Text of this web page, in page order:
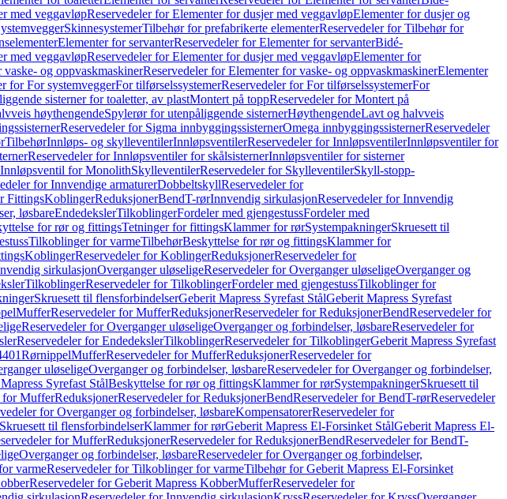
med veggavløpReservedeler for Elementer for dusjer med veggavløpElementer for dusjer og
SkinnesystemerTilbehør for prefabrikerte elementerReservedeler for Tilbehør for
Elementer for servanterReservedeler for Elementer for servanterBidé-
med veggavløpReservedeler for Elementer for dusjer med veggavløpElementer for
vaske- og oppvaskmaskinerReservedeler for Elementer for vaske- og oppvaskmaskinerElementer
for For systemveggerFor tilførselssystemerReservedeler for For tilførselssystemerFor
sisterner for toaletter, av plastMontert på toppReservedeler for Montert på
høythengendeSpylerør for utenpåliggende sisternerHøythengendeLavt og halvveis
Reservedeler for Sigma innbyggingssisternerOmega innbyggingssisternerReservedeler
TilbehørInnløps- og skylleventilerInnløpsventilerReservedeler for InnløpsventilerInnløpsventiler for
Reservedeler for Innløpsventiler for skålsisternerInnløpsventiler for sisterner
for MonolithSkylleventilerReservedeler for SkylleventilerSkyll-stopp-
for Innvendige armaturerDobbeltskyllReservedeler for
FittingsKoblingerReduksjonerBendT-rørInnvendig sirkulasjonReservedeler for Innvendig
løsbareEndedekslerTilkoblingerFordeler med gjengestussFordeler med
for rør og fittingsTetninger for fittingsKlammer for rørSystempakningerSkruesett til
Tilkoblinger for varmeTilbehørBeskyttelse for rør og fittingsKlammer for
KoblingerReservedeler for KoblingerReduksjonerReservedeler for
sirkulasjonOverganger uløseligeReservedeler for Overganger uløseligeOverganger og
TilkoblingerReservedeler for TilkoblingerFordeler med gjengestussTilkoblinger for
Skruesett til flensforbindelserGeberit Mapress Syrefast StålGeberit Mapress Syrefast
MufferReservedeler for MufferReduksjonerReservedeler for ReduksjonerBendReservedeler for
Reservedeler for Overganger uløseligeOverganger og forbindelser, løsbareReservedeler for
Reservedeler for EndedekslerTilkoblingerReservedeler for TilkoblingerGeberit Mapress Syrefast
RørnippelMufferReservedeler for MufferReduksjonerReservedeler for
uløseligeOverganger og forbindelser, løsbareReservedeler for Overganger og forbindelser,
Syrefast StålBeskyttelse for rør og fittingsKlammer for rørSystempakningerSkruesett til
for MufferReduksjonerReservedeler for ReduksjonerBendReservedeler for BendT-rørReservedeler
for Overganger og forbindelser, løsbareKompensatorerReservedeler for
Skruesett til flensforbindelserKlammer for rørGeberit Mapress El-Forsinket StålGeberit Mapress El-
for MufferReduksjonerReservedeler for ReduksjonerBendReservedeler for BendT-
Overganger og forbindelser, løsbareReservedeler for Overganger og forbindelser,
varmeReservedeler for Tilkoblinger for varmeTilbehør for Geberit Mapress El-Forsinket
Reservedeler for Geberit Mapress KobberMufferReservedeler for